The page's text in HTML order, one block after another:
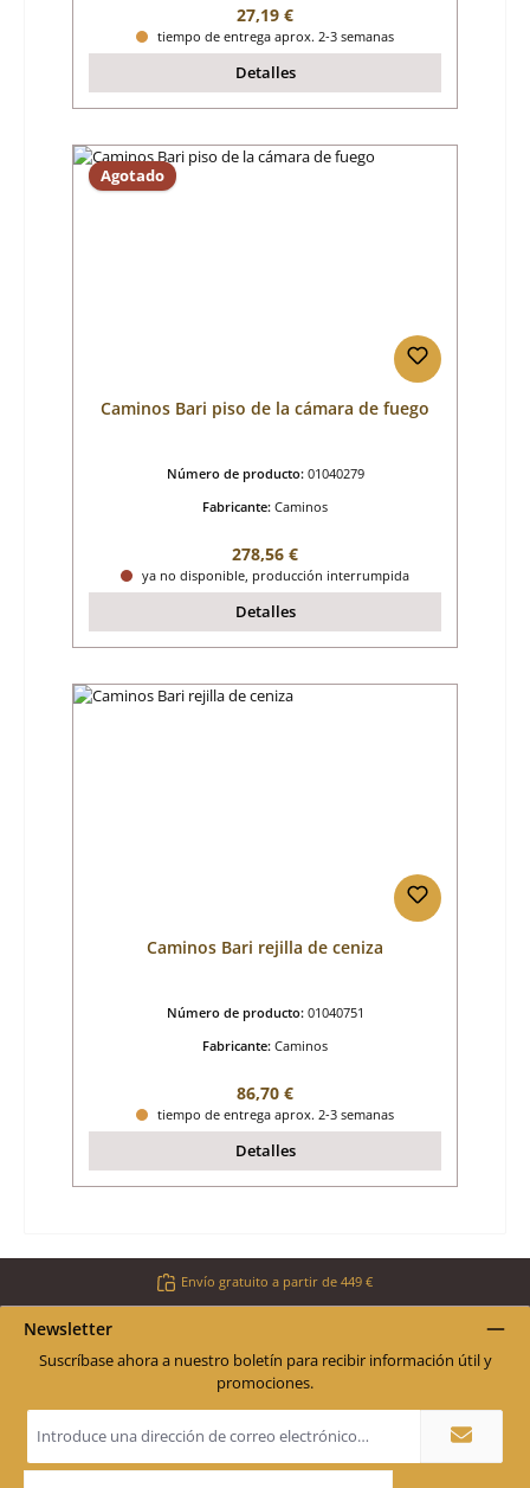
Precio normal:
27,19 €
tiempo de entrega aprox. 2-3 semanas
Detalles
Agotado
Caminos Bari piso de la cámara de fuego
Número de producto: 01040279
Fabricante: Caminos
Precio normal:
278,56 €
ya no disponible, producción interrumpida
Detalles
Caminos Bari rejilla de ceniza
Número de producto: 01040751
Fabricante: Caminos
Precio normal:
86,70 €
tiempo de entrega aprox. 2-3 semanas
Detalles
Envío gratuito a partir de 449 €
Newsletter
Suscríbase ahora a nuestro boletín para recibir información útil y
promociones.
Dirección
de
electrónico